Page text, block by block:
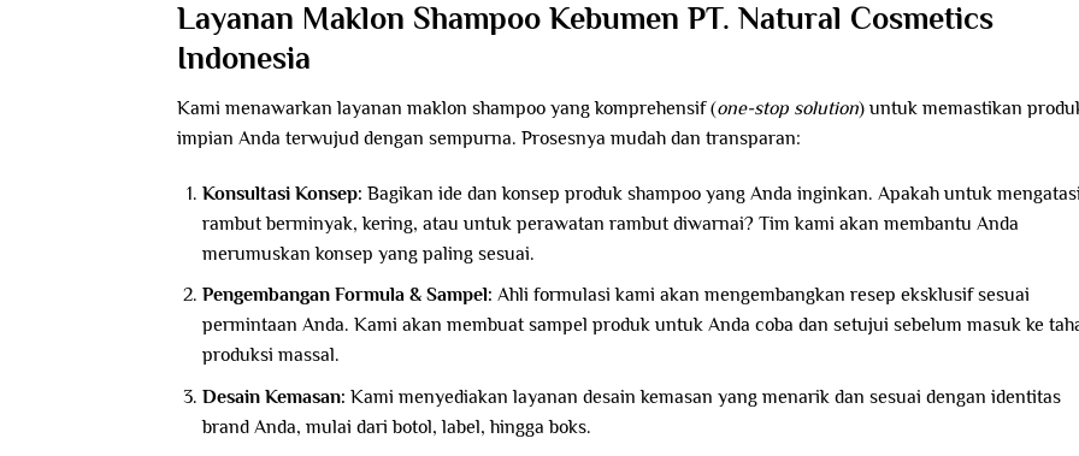
Layanan Maklon Shampoo Kebumen PT. Natural Cosmetics
Indonesia
Kami menawarkan layanan maklon shampoo yang komprehensif (one-stop solution) untuk memastikan
impian Anda terwujud dengan sempurna. Prosesnya mudah dan transparan:
Konsultasi Konsep: Bagikan ide dan konsep produk shampoo yang Anda inginkan. Apakah untuk mengatasi
rambut berminyak, kering, atau untuk perawatan rambut diwarnai? Tim kami akan membantu Anda
merumuskan konsep yang paling sesuai.
Pengembangan Formula & Sampel: Ahli formulasi kami akan mengembangkan resep eksklusif sesuai
permintaan Anda. Kami akan membuat sampel produk untuk Anda coba dan setujui sebelum masuk ke
produksi massal.
Desain Kemasan: Kami menyediakan layanan desain kemasan yang menarik dan sesuai dengan identitas
brand Anda, mulai dari botol, label, hingga boks.